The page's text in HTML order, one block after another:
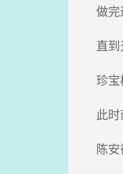
做完
直到
珍宝
此时
陈安